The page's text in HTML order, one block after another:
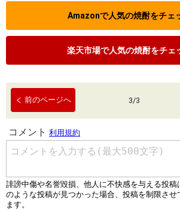
Amazonで人気の焼酎をチェ
楽天市場で人気の焼酎をチェ
前のページへ 3/3